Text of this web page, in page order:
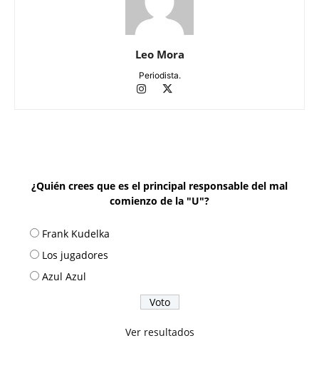
Leo Mora
Periodista.
¿Quién crees que es el principal responsable del mal
comienzo de la "U"?
Frank Kudelka
Los jugadores
Azul Azul
Ver resultados